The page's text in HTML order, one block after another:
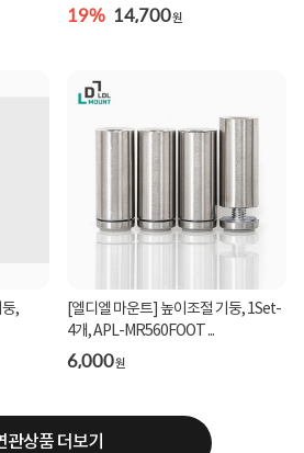
19% 14,700원
,
[엘디엘 마운트] 높이조절 기둥, 1Set-
4개, APL-MR560FOOT ...
6,000원
관상품 더보기